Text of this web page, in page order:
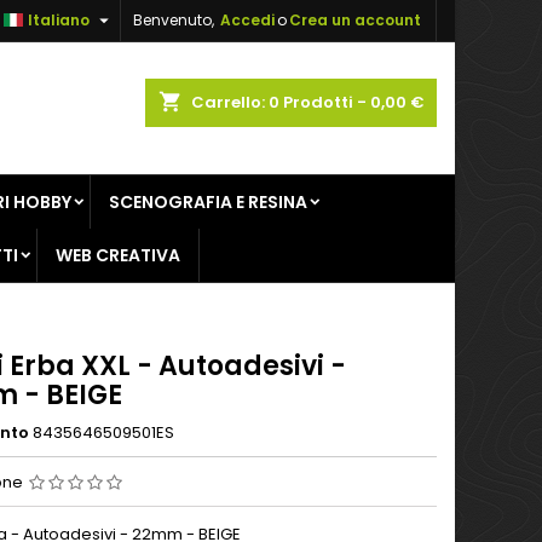
Benvenuto, AccedioCrea un account
Italiano 
shopping_cart Carrello: 0 Prodotti - 0,00 €
HOBBY SCENOGRAFIA E RESINA
WEB CREATIVA
XXL - Autoadesivi -
- BEIGE
8435646509501ES
- Autoadesivi - 22mm - BEIGE